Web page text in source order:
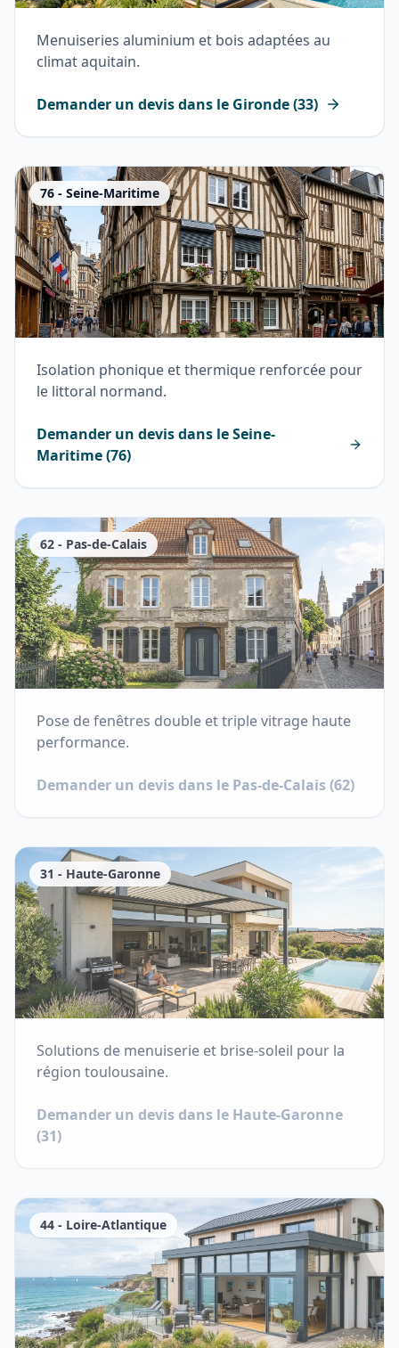
Menuiseries aluminium et bois adaptées au
climat aquitain.
Demander un devis dans le Gironde(33)
76 - Seine-Maritime
Isolation phonique et thermique renforcée pour
le littoral normand.
Demander un devis dans leSeine-
Maritime(76)
62 - Pas-de-Calais
Pose de fenêtres double et triple vitrage haute
performance.
Demander un devis dans le Pas-de-Calais(62)
31 - Haute-Garonne
Solutions de menuiserie et brise-soleil pour la
région toulousaine.
Demander un devis dans le Haute-Garonne
(31)
44 - Loire-Atlantique